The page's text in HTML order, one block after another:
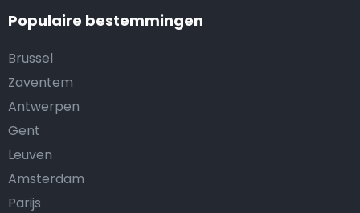
Populaire bestemmingen
Brussel
Zaventem
Antwerpen
Gent
Leuven
Amsterdam
Parijs